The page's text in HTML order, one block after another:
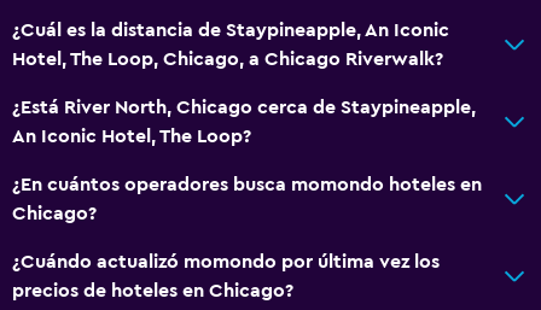
Actividades
Bicicletas
Zona de trabajo
Gimnasio
¿Cuál es la distancia de Staypineapple, An Iconic
Hotel, The Loop, Chicago, a Chicago Riverwalk?
¿Está River North, Chicago cerca de Staypineapple,
An Iconic Hotel, The Loop?
¿En cuántos operadores busca momondo hoteles en
Chicago?
¿Cuándo actualizó momondo por última vez los
precios de hoteles en Chicago?